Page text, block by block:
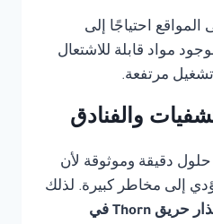
احتياجًا إلى
مواد قابلة للاشتعال
تشغيل مرتفعة.
والفنادق
دقيقة وموثوقة لأن
إلى مخاطر كبيرة. لذلك
صيانة نظام انذار حريق Thorn في